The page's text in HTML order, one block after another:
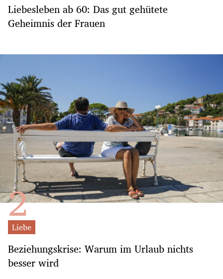
Liebesleben ab 60: Das gut gehütete
Geheimnis der Frauen
Liebe
Beziehungskrise: Warum im Urlaub nichts
besser wird